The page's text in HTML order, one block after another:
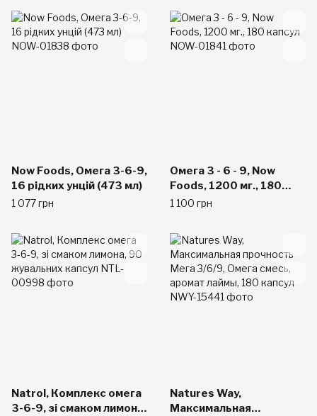
смак, 90 желатинових
капсул
Now Foods, Омега 3-6-9,
16 рідких унцій (473 мл)
1 077 грн
Омега 3 - 6 - 9, Now
Foods, 1200 мг., 180
капсул
1 100 грн
Natrol, Комплекс омега
3-6-9, зі смаком лимона,
Natures Way,
Максимальная